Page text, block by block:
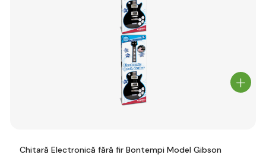
Chitară Electronică fără fir Bontempi Model Gibson